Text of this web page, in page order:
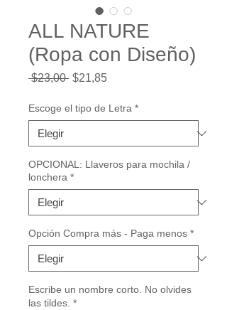
ALL NATURE
(Ropa con Diseño)
$23,00 Precio
$21,85Precio
oferta
Escoge el tipo de Letra *
OPCIONAL: Llaveros para mochila /
lonchera *
Opción Compra más - Paga menos *
Escribe un nombre corto. No olvides
las tildes. *